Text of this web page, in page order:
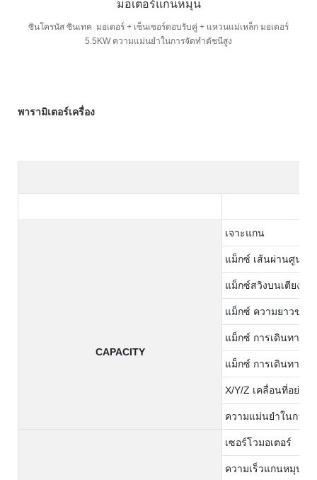
มอเตอร์แกนหมุน
ซินโครนัส ซินเทค มอเตอร์ + เซ็นเซอร์ตอบรับคู่ + แหวนแม่เหล็ก มอเตอร์
5.5KW ความแม่นยำในการจัดทำดัชนีสูง
พารามิเตอร์เครื่อง
CAPACITY
เจาะแกน
แม็กซ์ เส้นผ่านศูนย์ก
แม็กซ์สวิงบนเตียง
แม็กซ์ ความยาวของ
แม็กซ์ การเดินทางข
แม็กซ์ การเดินทางข
X/Y/Z เคลื่อนที่อย่างร
ความแม่นยำในการ
เซอร์โวมอเตอร์
ความเร็วแกนหมุน